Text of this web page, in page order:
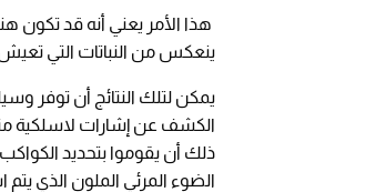
هذا الأمر يعني أنه قد تكون
ينعكس من النباتات التي
يمكن لتلك النتائج أن توفر
الكشف عن إشارات لاسلكية
ذلك أن يقوموا بتحديد
الضوء المرئي الملون الذي